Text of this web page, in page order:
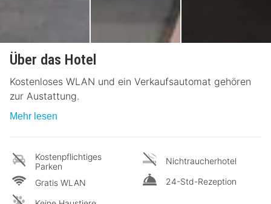
Über das Hotel
Kostenloses WLAN und ein Verkaufsautomat gehören
zur Austattung.
Mehr lesen
Kostenpflichtiges
Parken
Gratis WLAN
Nichtraucherhotel
24-Std-Rezeption